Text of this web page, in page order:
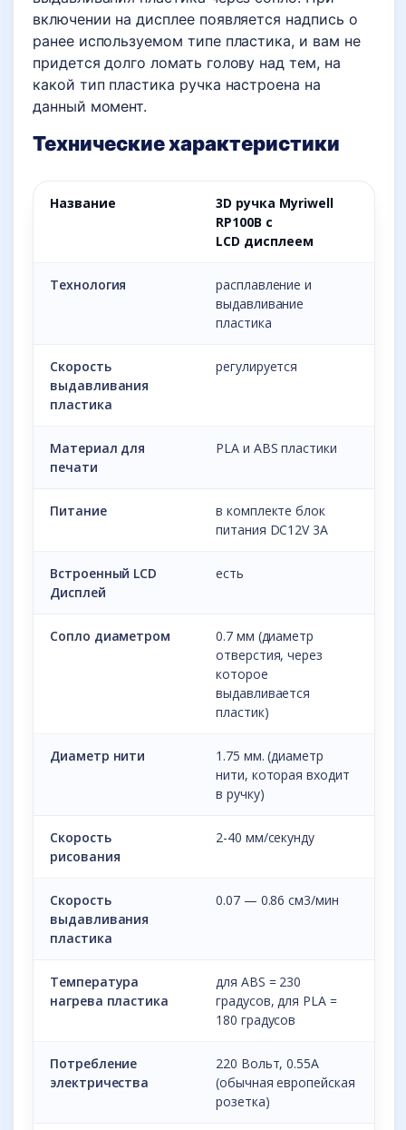
включении на дисплее появляется надпись о
ранее используемом типе пластика, и вам не
придется долго ломать голову над тем, на
какой тип пластика ручка настроена на
данный момент.
Технические характеристики
Название
3D ручка Myriwell
RP100B с
LCD дисплеем
Технология
расплавление и
выдавливание
пластика
Скорость
выдавливания
пластика
регулируется
Материал для
печати
PLA и ABS пластики
Питание
в комплекте блок
питания DC12V 3A
Встроенный LCD
Дисплей
есть
Сопло диаметром
0.7 мм (диаметр
отверстия, через
которое
выдавливается
пластик)
Диаметр нити
1.75 мм. (диаметр
нити, которая входит
в ручку)
Скорость
рисования
2-40 мм/секунду
Скорость
выдавливания
пластика
0.07 — 0.86 см3/мин
Температура
нагрева пластика
для ABS = 230
градусов, для PLA =
180 градусов
Потребление
электричества
220 Вольт, 0.55A
(обычная европейская
розетка)